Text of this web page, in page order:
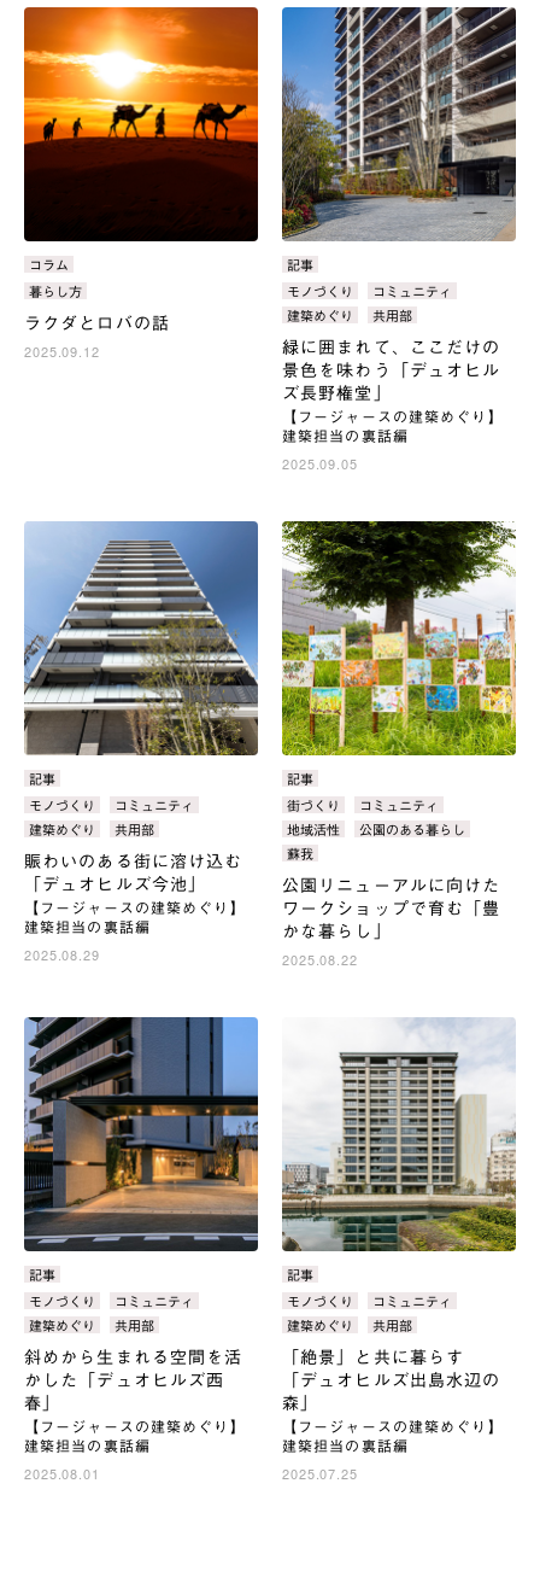
カ
テ
ゴ
リ：
コラム
タ
暮らし方
ラクダとロバの話
2025.09.12
カ
テ
ゴ
リ：
記事
タ
グ：
モノづくり
コミュニティ
建築めぐり
共用部
緑に囲まれて、ここだけの
景色を味わう「デュオヒル
ズ長野権堂」
【フージャースの建築めぐり】
建築担当の裏話編
2025.09.05
カ
テ
ゴ
リ：
記事
タ
グ：
モノづくり
コミュニティ
建築めぐり
共用部
賑わいのある街に溶け込む
「デュオヒルズ今池」
【フージャースの建築めぐり】
建築担当の裏話編
2025.08.29
カ
テ
ゴ
リ：
記事
タ
グ：
街づくり
コミュニティ
地域活性
公園のある暮らし
蘇我
公園リニューアルに向けた
ワークショップで育む「豊
かな暮らし」
2025.08.22
カ
テ
ゴ
リ：
記事
タ
グ：
モノづくり
コミュニティ
建築めぐり
共用部
斜めから生まれる空間を活
かした「デュオヒルズ西
春」
【フージャースの建築めぐり】
建築担当の裏話編
2025.08.01
カ
テ
ゴ
リ：
記事
タ
グ：
モノづくり
コミュニティ
建築めぐり
共用部
「絶景」と共に暮らす
「デュオヒルズ出島水辺の
森」
【フージャースの建築めぐり】
建築担当の裏話編
2025.07.25